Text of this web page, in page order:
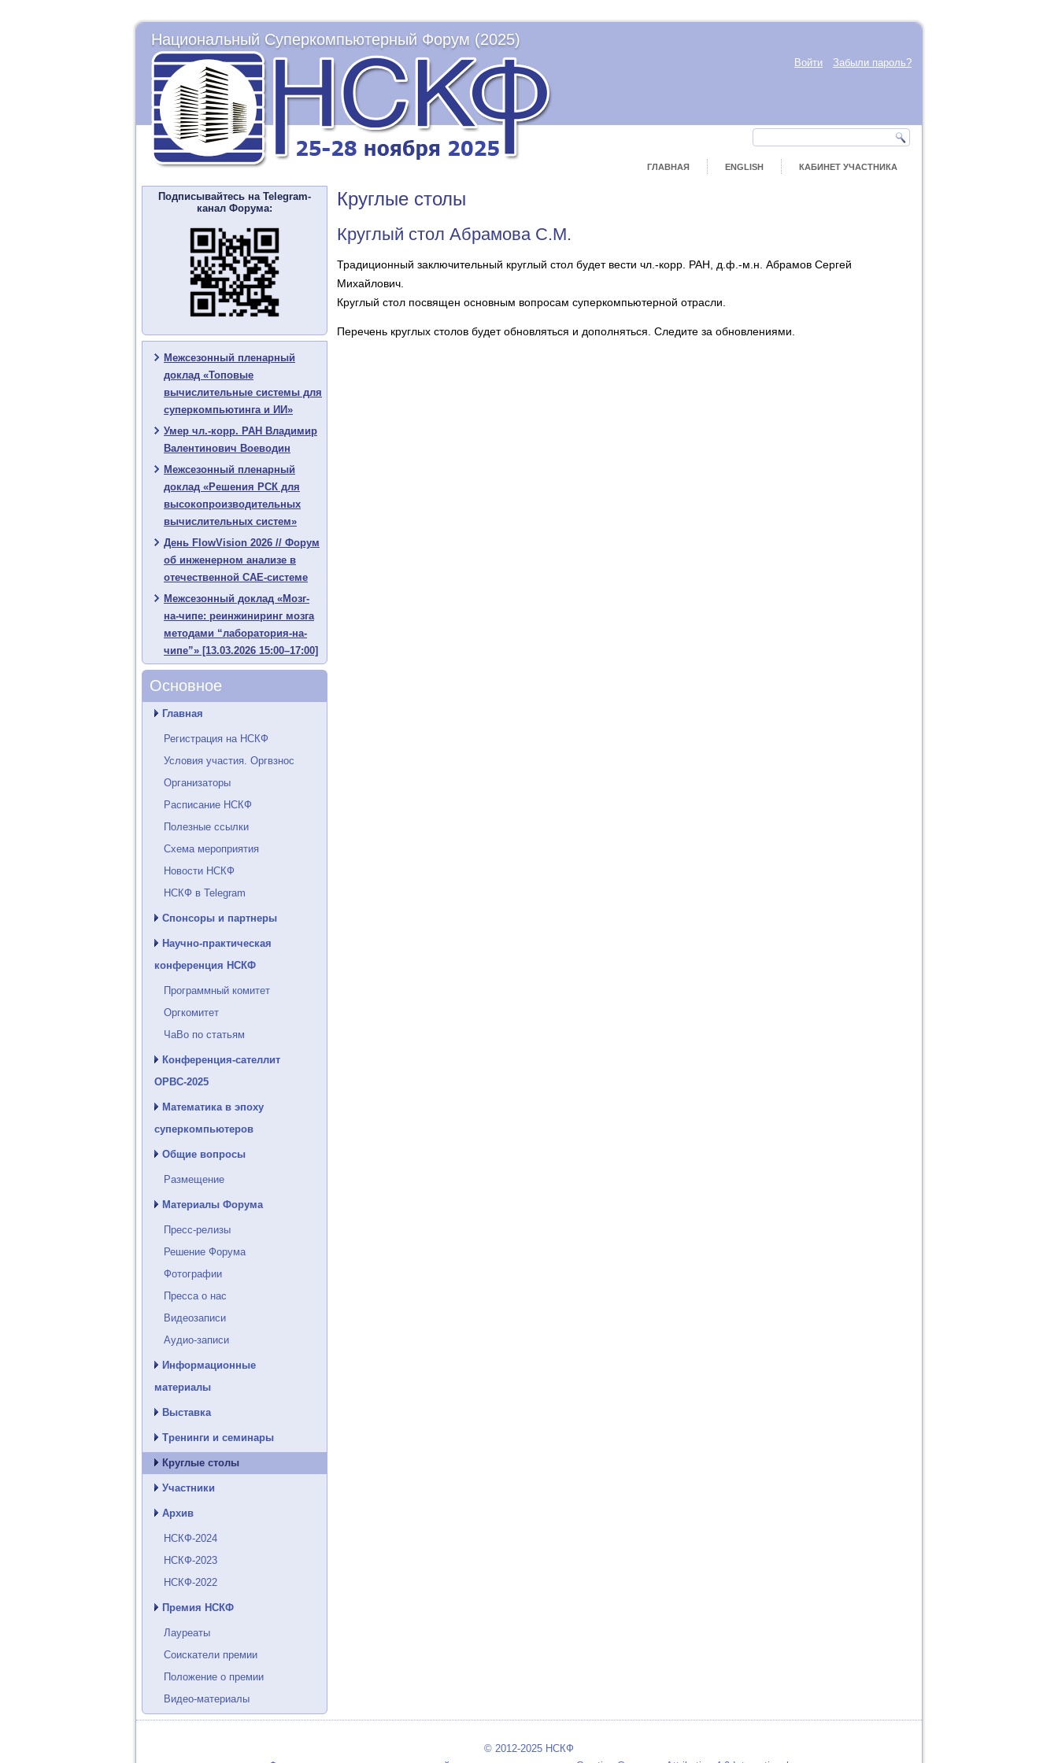
Национальный Суперкомпьютерный Форум (2025)
Войти Забыли пароль?
ГЛАВНАЯ ENGLISH КАБИНЕТ УЧАСТНИКА
Подписывайтесь на Telegram-
канал Форума:
Межсезонный пленарный
доклад «Топовые
вычислительные системы для
суперкомпьютинга и ИИ»
Умер чл.-корр. РАН Владимир
Валентинович Воеводин
Межсезонный пленарный
доклад «Решения РСК для
высокопроизводительных
вычислительных систем»
День FlowVision 2026 // Форум
об инженерном анализе в
отечественной CAE-системе
Межсезонный доклад «Мозг-
на-чипе: реинжиниринг мозга
методами “лаборатория-на-
чипе”» [13.03.2026 15:00–17:00]
Основное
Главная
Регистрация на НСКФ
Условия участия. Оргвзнос
Организаторы
Расписание НСКФ
Полезные ссылки
Схема мероприятия
Новости НСКФ
НСКФ в Telegram
Спонсоры и партнеры
Научно-практическая
конференция НСКФ
Программный комитет
Оргкомитет
ЧаВо по статьям
Конференция-сателлит
ОРВС-2025
Математика в эпоху
суперкомпьютеров
Общие вопросы
Размещение
Материалы Форума
Пресс-релизы
Решение Форума
Фотографии
Пресса о нас
Видеозаписи
Аудио-записи
Информационные
материалы
Выставка
Тренинги и семинары
Круглые столы
Участники
Архив
НСКФ-2024
НСКФ-2023
НСКФ-2022
Премия НСКФ
Лауреаты
Соискатели премии
Положение о премии
Видео-материалы
Круглые столы
Круглый стол Абрамова С.М.
Традиционный заключительный круглый стол будет вести чл.-корр. РАН, д.ф.-м.н. Абрамов Сергей
Михайлович.
Круглый стол посвящен основным вопросам суперкомпьютерной отрасли.
Перечень круглых столов будет обновляться и дополняться. Следите за обновлениями.
© 2012-2025 НСКФ